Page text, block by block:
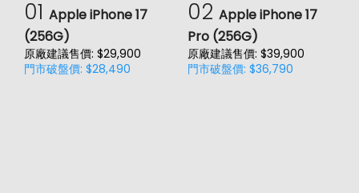
01 Apple iPhone 17
(256G)
原廠建議售價: $29,900
門市破盤價: $28,490
02 Apple iPhone 17
Pro (256G)
原廠建議售價: $39,900
門市破盤價: $36,790